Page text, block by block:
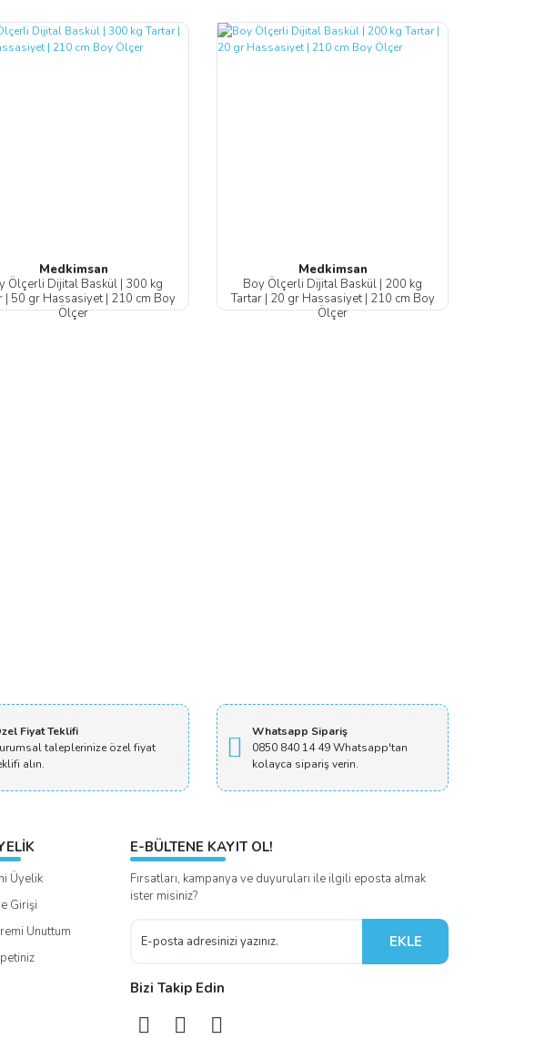
Medkimsan
Ölçerli Dijital Baskül | 300 kg
| 50 gr Hassasiyet | 210 cm Boy
Ölçer
Medkimsan
Boy Ölçerli Dijital Baskül | 200 kg
Tartar | 20 gr Hassasiyet | 210 cm Boy
Ölçer
Fiyat Teklifi
taleplerinize özel fiyat
alın.
Whatsapp Sipariş
0850 840 14 49 Whatsapp'tan
kolayca sipariş verin.
Üyelik
Girişi
Unuttum
E-BÜLTENE KAYIT OL!
Fırsatları, kampanya ve duyuruları ile ilgili eposta almak
ister misiniz?
EKLE
Bizi Takip Edin